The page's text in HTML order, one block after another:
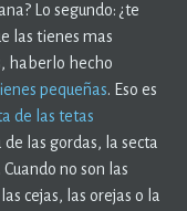
Lo segundo: ¿te
las tienes mas
haberlo hecho
pequeñas. Eso es
de las tetas
de las gordas, la secta
no son las
cejas, las orejas o la